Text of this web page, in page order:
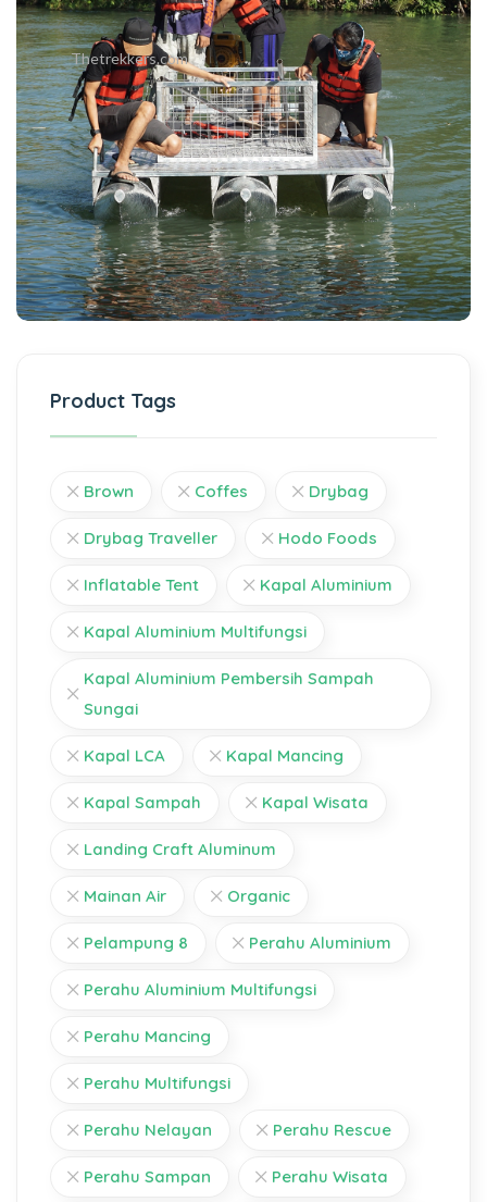
Thetrekkers.com
Product Tags
Brown Coffes Drybag
Drybag Traveller Hodo Foods
Inflatable Tent Kapal Aluminium
Kapal Aluminium Multifungsi
Kapal Aluminium Pembersih Sampah
Sungai
Kapal LCA Kapal Mancing
Kapal Sampah Kapal Wisata
Landing Craft Aluminum
Mainan Air Organic
Pelampung 8 Perahu Aluminium
Perahu Aluminium Multifungsi
Perahu Mancing
Perahu Multifungsi
Perahu Nelayan Perahu Rescue
Perahu Sampan Perahu Wisata